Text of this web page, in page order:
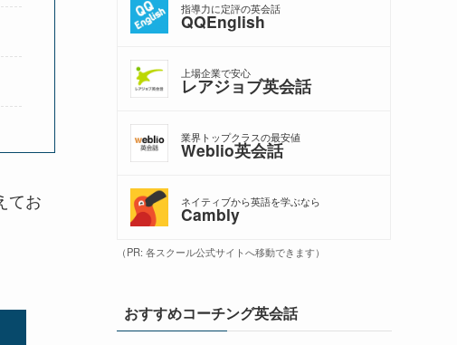
てお
指導力に定評の英会話
QQEnglish
上場企業で安心
レアジョブ英会話
業界トップクラスの最安値
Weblio英会話
ネイティブから英語を学ぶなら
Cambly
（PR: 各スクール公式サイトへ移動できます）
おすすめコーチング英会話